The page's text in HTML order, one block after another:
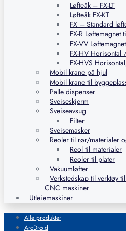
Løfteåk – FX-LT
Løfteåk FX-KT
FX – Standard
FX-R Løftemagnet
FX-VV
FX-HV Horisontal
FX-HVS
Mobil krane på hjul
Mobil krane til
Palle dispenser
Sveiseskjerm
Sveiseavsug
Filter
Sveisemasker
Reoler til rør/materialer
Reol til materialer
Reoler til plater
Vakuumløfter
Verkstedskap til verktøy
CNC maskiner
Utleiemaskiner
Alle produkter
ArcDroid